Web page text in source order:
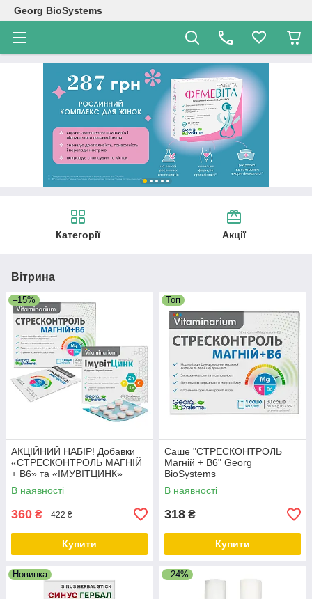
Georg BioSystems
Категорії Акції
Вітрина
–15%
АКЦІЙНИЙ НАБІР! Добавки
«СТРЕСКОНТРОЛЬ МАГНІЙ
+ В6» та «ІМУВІТЦИНК»
Georg BioSystems
В наявності
360 ₴ 422 ₴
Купити
Топ
Саше "СТРЕСКОНТРОЛЬ
Магній + В6" Georg
BioSystems
В наявності
318 ₴
Купити
Новинка –24%